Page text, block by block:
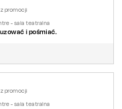
promocji
- sala teatralna
i pośmiać.
promocji
- sala teatralna